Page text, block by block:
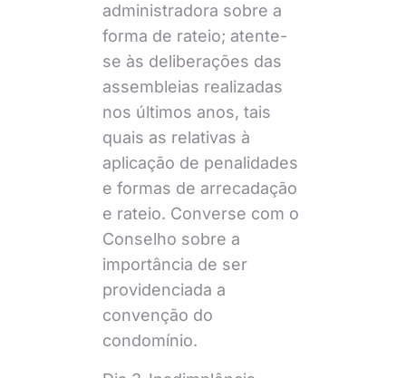
administradora sobre a
forma de rateio; atente-
se às deliberações das
assembleias realizadas
nos últimos anos, tais
quais as relativas à
aplicação de penalidades
e formas de arrecadação
e rateio. Converse com o
Conselho sobre a
importância de ser
providenciada a
convenção do
condomínio.